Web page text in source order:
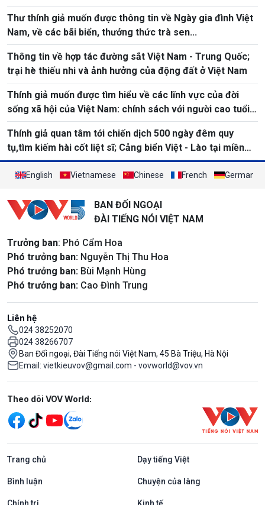
lĩnh vực như Ngày quốc tế Yoga
Thư thính giả muốn được thông tin về Ngày gia đình Việt
Nam, về các bãi biển, thưởng thức trà sen...
Thông tin về hợp tác đường sắt Việt Nam - Trung Quốc;
trại hè thiếu nhi và ảnh hưởng của động đất ở Việt Nam
Thính giả muốn được tìm hiểu về các lĩnh vực của đời
sống xã hội của Việt Nam: chính sách với người cao tuổi,
ngày môi trường, điểm du lịch
Thính giả quan tâm tới chiến dịch 500 ngày đêm quy
tụ,tìm kiếm hài cốt liệt sĩ; Cảng biển Việt - Lào tại miền
trung
English Vietnamese Chinese French German
BAN ĐỐI NGOẠI
ĐÀI TIẾNG NÓI VIỆT NAM
Trưởng ban: Phó Cẩm Hoa
Phó trưởng ban: Nguyễn Thị Thu Hoa
Phó trưởng ban: Bùi Mạnh Hùng
Phó trưởng ban: Cao Đình Trung
Liên hệ
024 38252070
024 38266707
Ban Đối ngoại, Đài Tiếng nói Việt Nam, 45 Bà Triệu, Hà Nội
Email: vietkieuvov@gmail.com - vovworld@vov.vn
Mạng xã hội
Theo dõi VOV World:
Trang chủ Dạy tiếng Việt
Bình luận Chuyện của làng